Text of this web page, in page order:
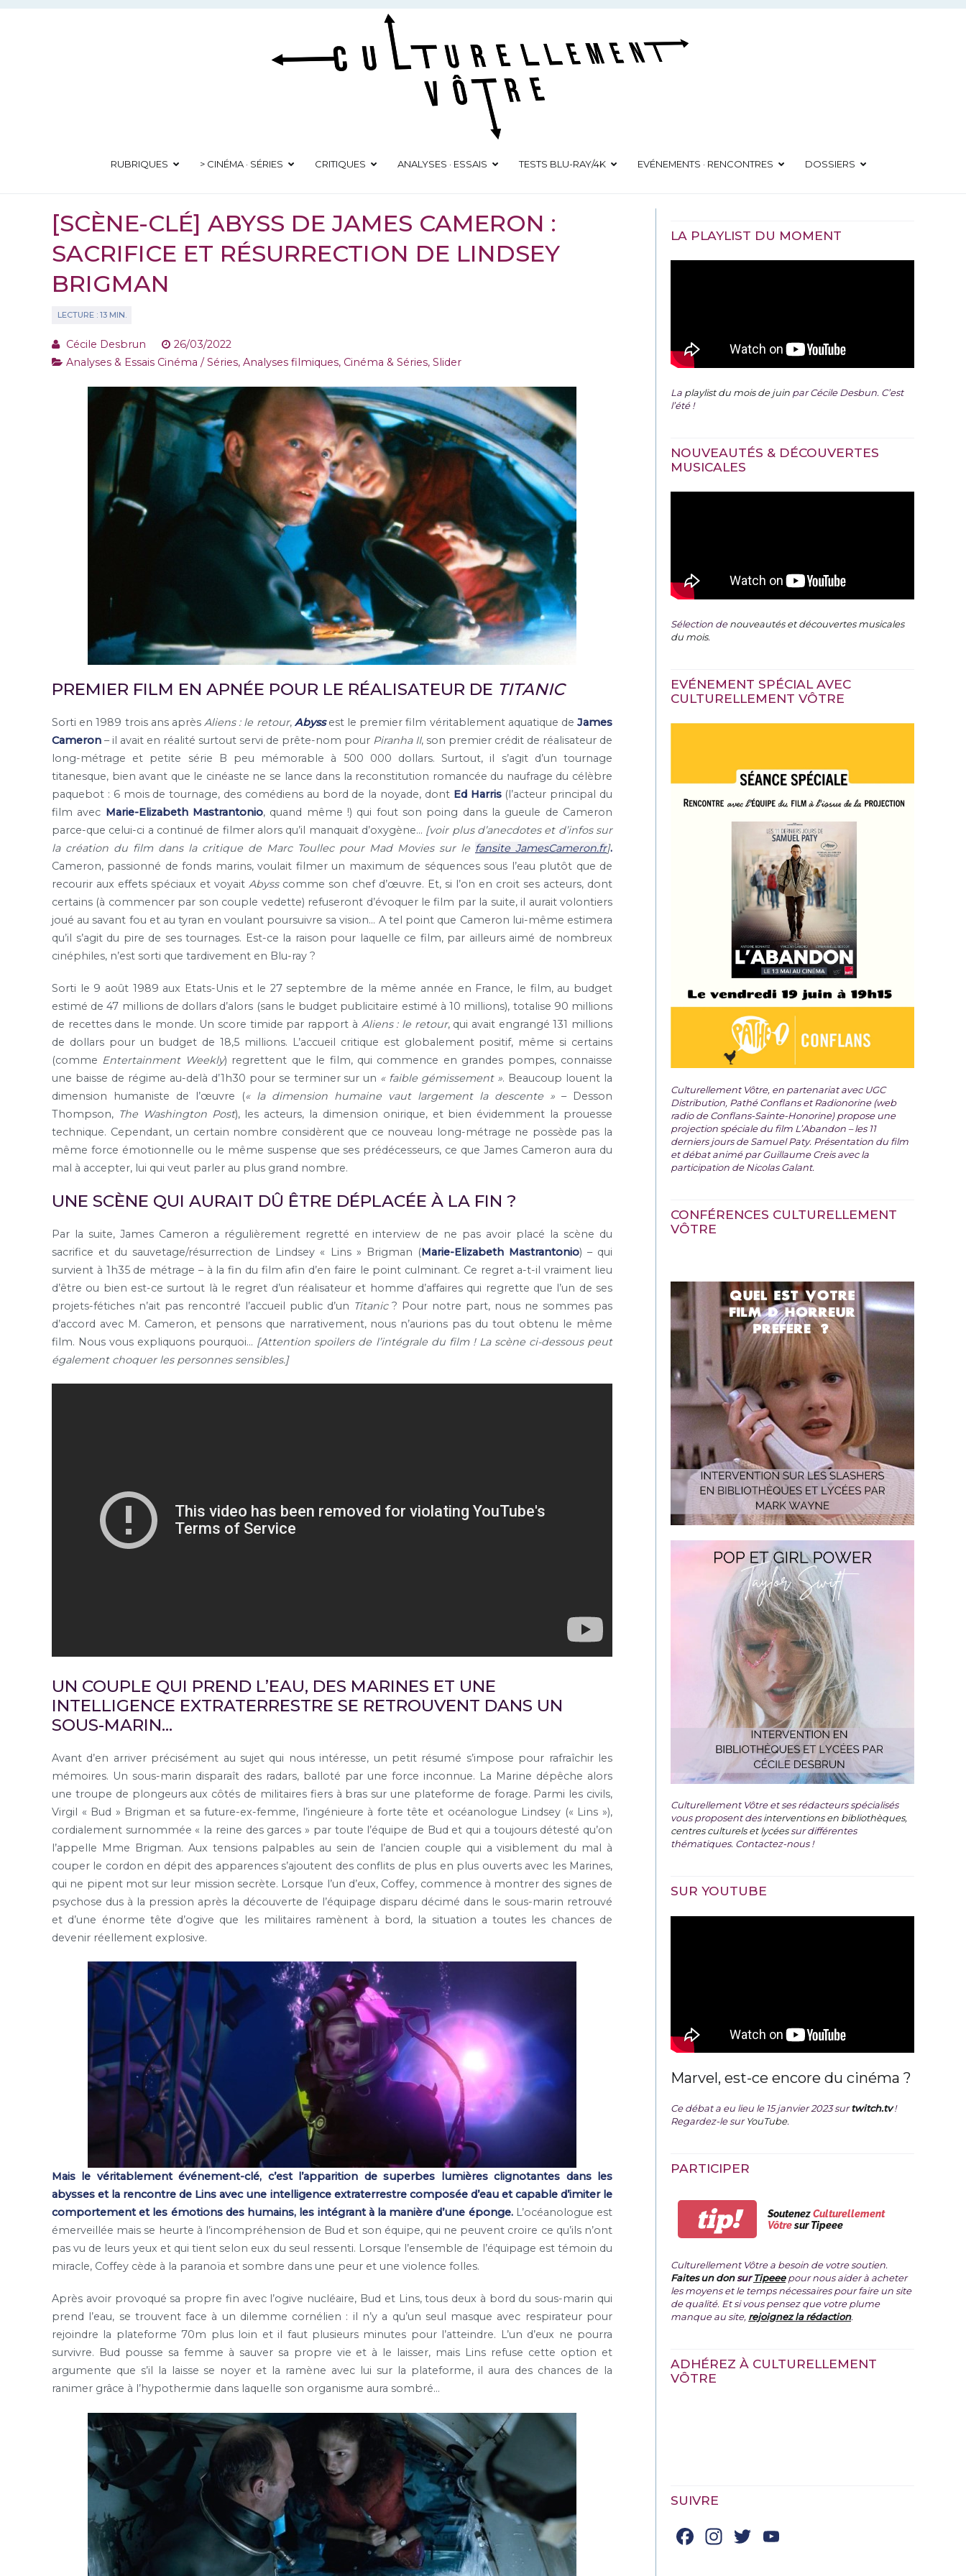
Aller
Culturellement Vôtre
RUBRIQUES > CINÉMA · SÉRIES CRITIQUES ANALYSES · ESSAIS TESTS BLU-RAY/4K EVÉNEMENTS · RENCONTRES DOSSIERS
[SCÈNE-CLÉ] ABYSS DE JAMES CAMERON :
SACRIFICE ET RÉSURRECTION DE LINDSEY
BRIGMAN
Cécile Desbrun
26/03/2022
Analyses & Essais Cinéma / Séries, Analyses filmiques, Cinéma & Séries, Slider
PREMIER FILM EN APNÉE POUR LE RÉALISATEUR DE TITANIC
Sorti en 1989 trois ans après Aliens : le retour, Abyssest le premier film véritablement aquatique deJames
Cameron – il avait en réalité surtout servi de prête-nom pour Piranha II, son premier crédit de réalisateur de
long-métrage et petite série B peu mémorable à 500 000 dollars. Surtout, il s’agit d’un tournage
titanesque, bien avant que le cinéaste ne se lance dans la reconstitution romancée du naufrage du célèbre
paquebot : 6 mois de tournage, des comédiens au bord de la noyade, dont Ed Harris(l’acteur principal du
film avec Marie-Elizabeth Mastrantonio, quand même !) qui fout son poing dans la gueule de Cameron
parce-que celui-ci a continué de filmer alors qu’il manquait d’oxygène… [voir plus d’anecdotes et d’infos sur
la création du film dans la critique de Marc Toullec pour Mad Movies sur le fansite JamesCameron.fr].
Cameron, passionné de fonds marins, voulait filmer un maximum de séquences sous l’eau plutôt que de
recourir aux effets spéciaux et voyait Abysscomme son chef d’œuvre. Et, si l’on en croit ses acteurs, dont
certains (à commencer par son couple vedette) refuseront d’évoquer le film par la suite, il aurait volontiers
joué au savant fou et au tyran en voulant poursuivre sa vision… A tel point que Cameron lui-même estimera
qu’il s’agit du pire de ses tournages. Est-ce la raison pour laquelle ce film, par ailleurs aimé de nombreux
cinéphiles, n’est sorti que tardivement en Blu-ray ?
Sorti le 9 août 1989 aux Etats-Unis et le 27 septembre de la même année en France, le film, au budget
estimé de 47 millions de dollars d’alors (sans le budget publicitaire estimé à 10 millions), totalise 90 millions
de recettes dans le monde. Un score timide par rapport à Aliens : le retour, qui avait engrangé 131 millions
de dollars pour un budget de 18,5 millions. L’accueil critique est globalement positif, même si certains
(comme Entertainment Weekly) regrettent que le film, qui commence en grandes pompes, connaisse
une baisse de régime au-delà d’1h30 pour se terminer sur un « faible gémissement ». Beaucoup louent la
dimension humaniste de l’œuvre (« la dimension humaine vaut largement la descente » – Desson
Thompson, The Washington Post), les acteurs, la dimension onirique, et bien évidemment la prouesse
technique. Cependant, un certain nombre considèrent que ce nouveau long-métrage ne possède pas la
même force émotionnelle ou le même suspense que ses prédécesseurs, ce que James Cameron aura du
mal à accepter, lui qui veut parler au plus grand nombre.
UNE SCÈNE QUI AURAIT DÛ ÊTRE DÉPLACÉE À LA FIN ?
Par la suite, James Cameron a régulièrement regretté en interview de ne pas avoir placé la scène du
sacrifice et du sauvetage/résurrection de Lindsey « Lins » Brigman (Marie-Elizabeth Mastrantonio) – qui
survient à 1h35 de métrage – à la fin du film afin d’en faire le point culminant. Ce regret a-t-il vraiment lieu
d’être ou bien est-ce surtout là le regret d’un réalisateur et homme d’affaires qui regrette que l’un de ses
projets-fétiches n’ait pas rencontré l’accueil public d’un Titanic? Pour notre part, nous ne sommes pas
d’accord avec M. Cameron, et pensons que narrativement, nous n’aurions pas du tout obtenu le même
film. Nous vous expliquons pourquoi… [Attention spoilers de l’intégrale du film ! La scène ci-dessous peut
également choquer les personnes sensibles.]
UN COUPLE QUI PREND L’EAU, DES MARINES ET UNE
INTELLIGENCE EXTRATERRESTRE SE RETROUVENT DANS UN
SOUS-MARIN…
Avant d’en arriver précisément au sujet qui nous intéresse, un petit résumé s’impose pour rafraîchir les
mémoires. Un sous-marin disparaît des radars, balloté par une force inconnue. La Marine dépêche alors
une troupe de plongeurs aux côtés de militaires fiers à bras sur une plateforme de forage. Parmi les civils,
Virgil « Bud » Brigman et sa future-ex-femme, l’ingénieure à forte tête et océanologue Lindsey (« Lins »),
cordialement surnommée « la reine des garces » par toute l’équipe de Bud et qui a toujours détesté qu’on
l’appelle Mme Brigman. Aux tensions palpables au sein de l’ancien couple qui a visiblement du mal à
couper le cordon en dépit des apparences s’ajoutent des conflits de plus en plus ouverts avec les Marines,
qui ne pipent mot sur leur mission secrète. Lorsque l’un d’eux, Coffey, commence à montrer des signes de
psychose dus à la pression après la découverte de l’équipage disparu décimé dans le sous-marin retrouvé
et d’une énorme tête d’ogive que les militaires ramènent à bord, la situation a toutes les chances de
devenir réellement explosive.
Mais le véritablement événement-clé, c’est l’apparition de superbes lumières clignotantes dans les
abysses et la rencontre de Lins avec une intelligence extraterrestre composée d’eau et capable d’imiter le
comportement et les émotions des humains, les intégrant à la manière d’une éponge.L’océanologue est
émerveillée mais se heurte à l’incompréhension de Bud et son équipe, qui ne peuvent croire ce qu’ils n’ont
pas vu de leurs yeux et qui tient selon eux du seul ressenti. Lorsque l’ensemble de l’équipage est témoin du
miracle, Coffey cède à la paranoïa et sombre dans une peur et une violence folles.
Après avoir provoqué sa propre fin avec l’ogive nucléaire, Bud et Lins, tous deux à bord du sous-marin qui
prend l’eau, se trouvent face à un dilemme cornélien : il n’y a qu’un seul masque avec respirateur pour
rejoindre la plateforme 70m plus loin et il faut plusieurs minutes pour l’atteindre. L’un d’eux ne pourra
survivre. Bud pousse sa femme à sauver sa propre vie et à le laisser, mais Lins refuse cette option et
argumente que s’il la laisse se noyer et la ramène avec lui sur la plateforme, il aura des chances de la
ranimer grâce à l’hypothermie dans laquelle son organisme aura sombré…
LA PLAYLIST DU MOMENT
La playlist du mois de juin par Cécile Desbun. C’est
l’été !
NOUVEAUTÉS & DÉCOUVERTES
MUSICALES
Sélection denouveautés et découvertes musicales
du mois.
EVÉNEMENT SPÉCIAL AVEC
CULTURELLEMENT VÔTRE
Culturellement Vôtre, en partenariat avec UGC
Distribution, Pathé Conflans et Radionorine (web
radio de Conflans-Sainte-Honorine) propose une
projection spéciale du film L’Abandon – les 11
derniers jours de Samuel Paty. Présentation du film
et débat animé par Guillaume Creis avec la
participation de Nicolas Galant.
CONFÉRENCES CULTURELLEMENT
VÔTRE
Culturellement Vôtre et ses rédacteurs spécialisés
vous proposent desinterventions en bibliothèques,
centres culturels et lycéessur différentes
thématiques. Contactez-nous !
SUR YOUTUBE
Marvel, est-ce encore du cinéma ?
Ce débat a eu lieu le 15 janvier 2023 surtwitch.tv !
Regardez-le surYouTube.
PARTICIPER
tip! SoutenezCulturellement
Vôtresur Tipeee
Culturellement Vôtre a besoin de votre soutien.
Faites un donsurTipeeepour nous aider à acheter
les moyens et le temps nécessaires pour faire un site
de qualité. Et si vous pensez que votre plume
manque au site, rejoignez la rédaction.
ADHÉREZ À CULTURELLEMENT
VÔTRE
SUIVRE
Facebook
Instagram
Twitter